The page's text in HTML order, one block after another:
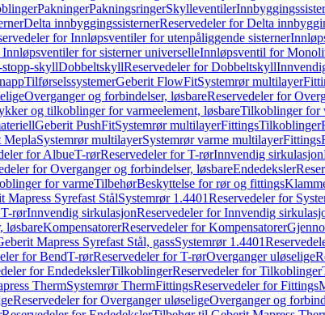
PakningerPakningsringerSkylleventiler
Delta innbyggingssisternerReservedeler for Delta
for Innløpsventiler for utenpåliggende sisterner
for sisterner universelleInnløpsventil for
skyllDobbeltskyllReservedeler for Dobbeltskyll
TilførselssystemerGeberit FlowFitSystemrør multilayer
Overganger og forbindelser, løsbareReservedeler for
og tilkoblinger for varmeelement, løsbareTilkoblinger for
Geberit PushFitSystemrør multilayerFittingsTilkoblinger
MeplaSystemrør multilayerSystemrør varme multilayerFittings
for AlbueT-rørReservedeler for T-rørInnvendig sirkulasjon
for Overganger og forbindelser, løsbareEndedeksler
for varmeTilbehørBeskyttelse for rør og fittings
Mapress Syrefast StålSystemrør 1.4401Reservedeler for
rørInnvendig sirkulasjonReservedeler for Innvendig
løsbareKompensatorerReservedeler for Kompensatorer
Mapress Syrefast Stål, gassSystemrør 1.4401
for BendT-rørReservedeler for T-rørOverganger uløselige
for EndedekslerTilkoblingerReservedeler for Tilkoblinger
ThermSystemrør ThermFittingsReservedeler for Fittings
Reservedeler for Overganger uløseligeOverganger og